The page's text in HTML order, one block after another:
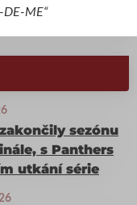
sezónu
s Panthers
utkání série
DE-ME“